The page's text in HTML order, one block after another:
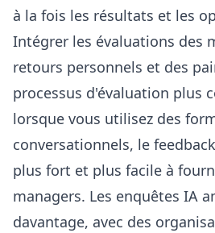
à la fois les résultats et les
Intégrer les évaluations des
retours personnels et des
processus d'évaluation plus
lorsque vous utilisez des
conversationnels, le
plus fort et plus facile à
managers. Les enquêtes IA
davantage, avec des